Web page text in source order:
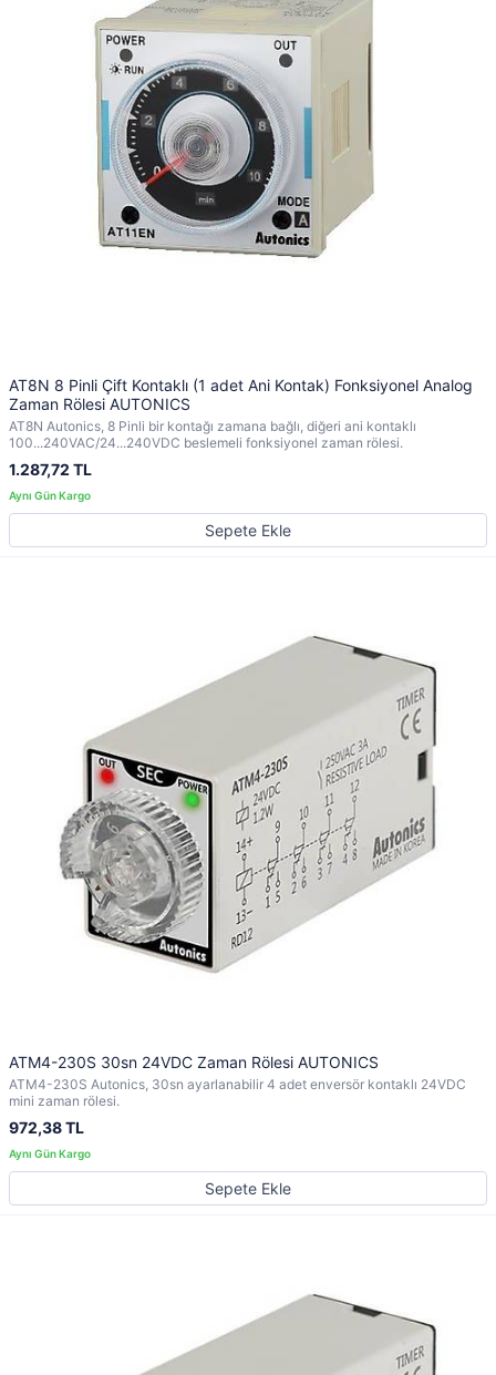
AT8N 8 Pinli Çift Kontaklı (1 adet Ani Kontak) Fonksiyonel Analog
Zaman Rölesi AUTONICS
AT8N Autonics, 8 Pinli bir kontağı zamana bağlı, diğeri ani kontaklı
100...240VAC/24...240VDC beslemeli fonksiyonel zaman rölesi.
1.287,72 TL
Sepete Ekle
ATM4-230S 30sn 24VDC Zaman Rölesi AUTONICS
ATM4-230S Autonics, 30sn ayarlanabilir 4 adet enversör kontaklı 24VDC
mini zaman rölesi.
972,38 TL
Sepete Ekle